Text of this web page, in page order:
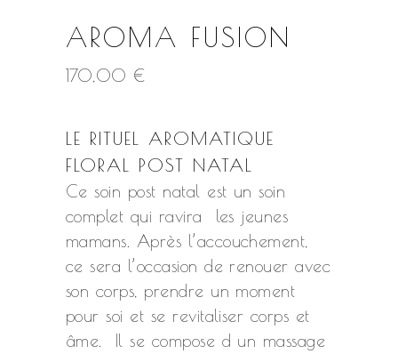
AROMA FUSION
170,00 €
LE RITUEL AROMATIQUE
FLORAL POST NATAL
Ce soin post natal est un soin
complet qui ravira les jeunes
mamans. Après l’accouchement,
ce sera l’occasion de renouer avec
son corps, prendre un moment
pour soi et se revitaliser corps et
âme. Il se compose d un massage